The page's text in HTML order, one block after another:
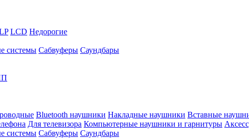
LCD Недорогие
системы Сабвуферы Саундбары
Bluetooth наушники Накладные наушники Вставные
Для телевизора Компьютерные наушники и гарнитуры
системы Сабвуферы Саундбары